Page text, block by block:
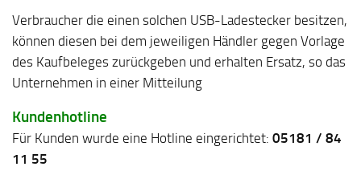
Verbraucher die einen solchen USB-Ladestecker besitzen,
können diesen bei dem jeweiligen Händler gegen Vorlage
des Kaufbeleges zurückgeben und erhalten Ersatz, so das
Unternehmen in einer Mitteilung
Kundenhotline
Für Kunden wurde eine Hotline eingerichtet: 05181 / 84
11 55